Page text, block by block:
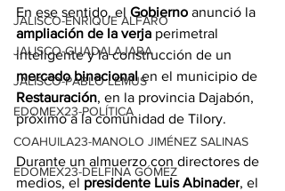
JALISCO-ENRIQUE ALFARO
JALISCO-GUADALAJARA
JALISCO-PABLO LEMUS
EDOMEX23-POLÍTICA
COAHUILA23-MANOLO JIMÉNEZ SALINAS
EDOMEX23-DELFINA GÓMEZ
En ese sentido, el Gobierno anunció la
ampliación de la verja perimetral
inteligente y la construcción de un
mercado binacional en el municipio de
Restauración, en la provincia Dajabón,
próximo a la comunidad de Tilory.
Durante un almuerzo con directores de
medios, el presidente Luis Abinader, el